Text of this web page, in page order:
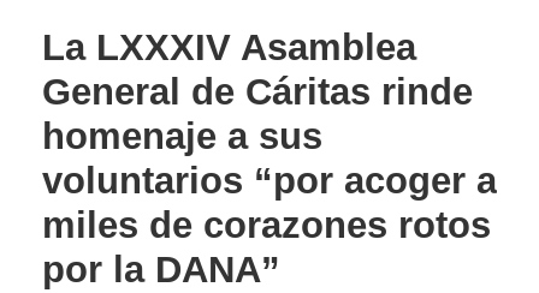
La LXXXIV Asamblea
General de Cáritas rinde
homenaje a sus
voluntarios “por acoger a
miles de corazones rotos
por la DANA”